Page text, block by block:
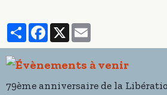
PartagerFacebook
X
79ème anniversaire de la